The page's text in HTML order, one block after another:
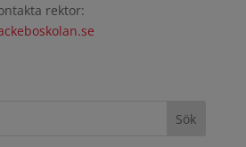
rektor: